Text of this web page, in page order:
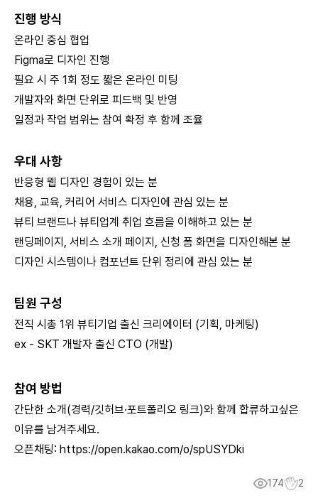
진행 방식
온라인 중심 협업
Figma로 디자인 진행
필요 시 주 1회 정도 짧은 온라인 미팅
개발자와 화면 단위로 피드백 및 반영
일정과 작업 범위는 참여 확정 후 함께 조율
우대 사항
반응형 웹 디자인 경험이 있는 분
채용, 교육, 커리어 서비스 디자인에 관심 있는 분
뷰티 브랜드나 뷰티업계 취업 흐름을 이해하고 있는 분
랜딩페이지, 서비스 소개 페이지, 신청 폼 화면을 디자인해본 분
디자인 시스템이나 컴포넌트 단위 정리에 관심 있는 분
팀원 구성
전직 시총 1위 뷰티기업 출신 크리에이터 (기획, 마케팅)
ex - SKT 개발자 출신 CTO (개발)
참여 방법
간단한 소개(경력/깃허브·포트폴리오 링크)와 함께 합류하고싶은
이유를 남겨주세요.
오픈채팅: https://open.kakao.com/o/spUSYDki
174 2